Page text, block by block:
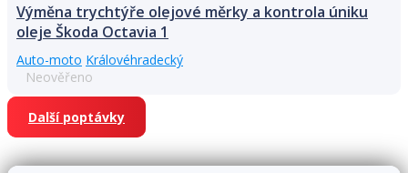
Výměna trychtýře olejové měrky a kontrola úniku
oleje Škoda Octavia 1
Auto-moto Královéhradecký
Neověřeno
Další poptávky